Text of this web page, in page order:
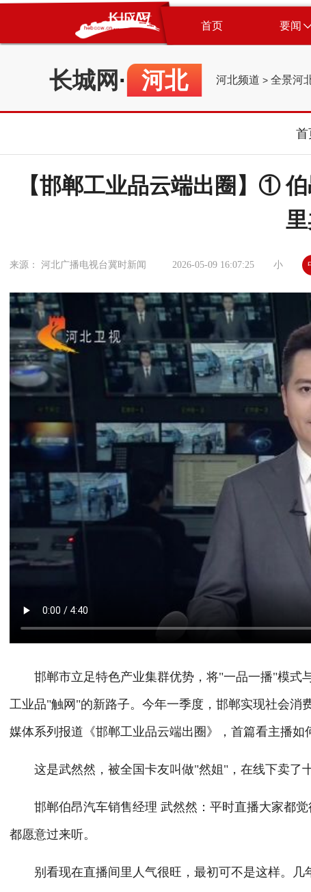
首页 要闻
长城网 · 河北 河北频道 > 全景河
首
【邯郸工业品云端出圈】①
来源： 河北广播电视台冀时新闻 2026-05-09 16:07:25 小
邯郸市立足特色产业集群优势，将"一品一播"模式
工业品"触网"的新路子。今年一季度，邯郸实现社会消
媒体系列报道《邯郸工业品云端出圈》，首篇看主播如
这是武然然，被全国卡友叫做"然姐"，在线下卖了
邯郸伯昂汽车销售经理 武然然：平时直播大家都觉
都愿意过来听。
别看现在直播间里人气很旺，最初可不是这样。几